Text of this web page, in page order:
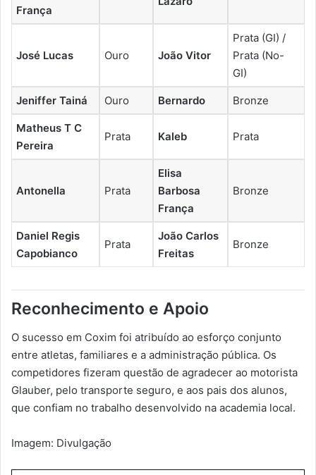
França
José Lucas Ouro João Vitor
Prata (GI) /
Prata (No-
GI)
Jeniffer Tainá Ouro Bernardo Bronze
Matheus T C
Pereira
Prata Kaleb Prata
Antonella Prata
Elisa
Barbosa
França
Bronze
Daniel Regis
Capobianco
Prata
João Carlos
Freitas
Bronze
Reconhecimento e Apoio
O sucesso em Coxim foi atribuído ao esforço conjunto
entre atletas, familiares e a administração pública. Os
competidores fizeram questão de agradecer ao motorista
Glauber, pelo transporte seguro, e aos pais dos alunos,
que confiam no trabalho desenvolvido na academia local.
Imagem: Divulgação